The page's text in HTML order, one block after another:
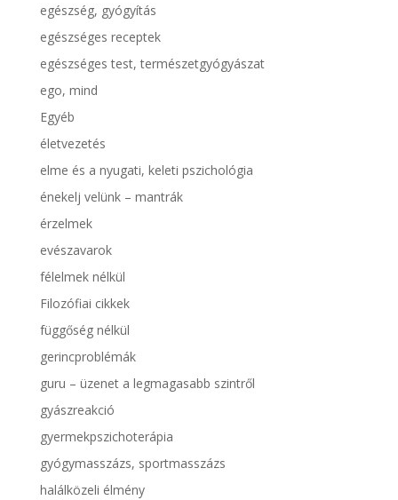
egészség, gyógyítás
egészséges receptek
egészséges test, természetgyógyászat
ego, mind
Egyéb
életvezetés
elme és a nyugati, keleti pszichológia
énekelj velünk – mantrák
érzelmek
evészavarok
félelmek nélkül
Filozófiai cikkek
függőség nélkül
gerincproblémák
guru – üzenet a legmagasabb szintről
gyászreakció
gyermekpszichoterápia
gyógymasszázs, sportmasszázs
halálközeli élmény